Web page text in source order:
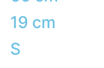
19 cm
S